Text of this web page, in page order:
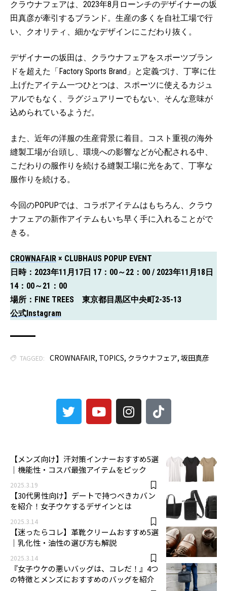
クラウナフェアは、2023年8月ローンチのデザイナーの坂
田真彦が牽引するブランド。生産の多くを自社工場で行
い、クオリティ、細かなデザインにこだわり抜く。
デザイナーの坂田は、クラウナフェアをスポーツブラン
ドを超えた「Factory Sports Brand」と定義づけ、丁寧に仕
上げたアイテム一つひとつは、スポーツに使えるカジュ
アルでもなく、ラグジュアリーでもない、そんな意味が
込められているようだ。
また、近年の洋服の生産背景に着目。コスト重視の海外
縫製工場が台頭し、環境への影響などが心配される中、
こだわりの服作りを続ける縫製工場に光をあて、丁寧な
服作りを続ける。
今回のPOPUPでは、コラボアイテムはもちろん、クラウ
ナフェアの新作アイテムもいち早く手に入れることがで
きる。
CROWNAFAIR × CLUBHAUS POPUP EVENT
日時：2023年11月17日 17：00～22：00 / 2023年11月18日
14：00～21：00
場所：FINE TREES 東京都目黒区中央町2-35-13
公式Instagram
TAGGED: CROWNAFAIR, TOPICS, クラウナフェア, 坂田真彦
【メンズ向け】汗対策インナーおすすめ5選
｜機能性・コスパ最強アイテムをピック
2025.3.19
【30代男性向け】デートで持つべきカバン
を紹介！女子ウケするデザインとは
2025.3.14
【迷ったらコレ】革靴クリームおすすめ5選
｜乳化性・油性の選び方も解説
2025.3.14
『女子ウケの悪いバッグは、コレだ！』4つ
の特徴とメンズにおすすめのバッグを紹介